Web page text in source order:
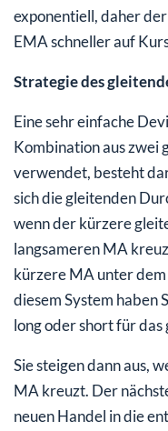
exponentiell, daher
EMA schneller auf
Strategie des
Eine sehr einfache
Kombination aus zwei
verwendet, besteht
sich die gleitenden
wenn der kürzere
langsameren MA
kürzere MA unter
diesem System haben
long oder short für
Sie steigen dann aus,
MA kreuzt. Der
neuen Handel in die